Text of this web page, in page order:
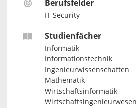
Berufsfelder
IT-Security
Studienfächer
Informatik
Informationstechnik
Ingenieurwissenschaften
Mathematik
Wirtschaftsinformatik
Wirtschaftsingenieurwesen